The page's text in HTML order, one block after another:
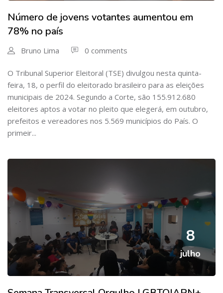
Número de jovens votantes aumentou em
78% no país
Bruno Lima 0 comments
O Tribunal Superior Eleitoral (TSE) divulgou nesta quinta-
feira, 18, o perfil do eleitorado brasileiro para as eleições
municipais de 2024. Segundo a Corte, são 155.912.680
eleitores aptos a votar no pleito que elegerá, em outubro,
prefeitos e vereadores nos 5.569 municípios do País. O
primeir...
8
julho